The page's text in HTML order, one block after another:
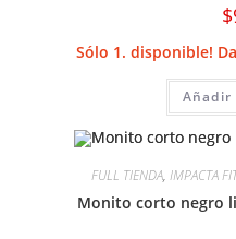
$
Sólo 1. disponible!
FULL TIENDA, IMPACTA
Monito corto negro